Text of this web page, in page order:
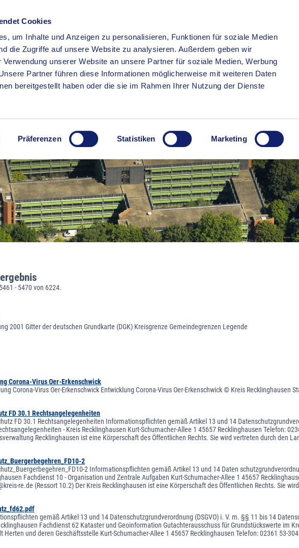
Cookies
um Inhalte und Anzeigen zu personalisieren, Funktionen für soziale Medien
die Zugriffe auf unsere Website zu analysieren. Außerdem geben wir
unserer Website an unsere Partner für soziale Medien, Werbung
Partner führen diese Informationen möglicherweise mit weiteren Daten
bereitgestellt haben oder die sie im Rahmen Ihrer Nutzung der Dienste
Präferenzen Statistiken Marketing
KREISHAUS WIRTSCHAFT BILDUNG
- 5470 von 6224.
2001 Gitter der deutschen Grundkarte (DGK) Kreisgrenze Gemeindegrenzen Legende
Corona-Virus Oer-Erkenschwick
Corona-Virus Oer-Erkenschwick Entwicklung Corona-Virus Oer-Erkenschwick © Kreis Recklinghausen
FD 30.1 Rechtsangelegenheiten
FD 30.1 Rechtsangelegenheiten Informationspflichten gemäß Artikel 13 und 14
- Kreis Recklinghausen Kurt-Schumacher-Allee 1 45657 Recklinghausen Telefon:
Recklinghausen ist eine Körperschaft des Öffentlichen Rechts. Sie wird vertreten durch den
2
2 Informationspflichten gemäß Artikel 13 und 14 Daten
Fachdienst 10 - Organisation und Zentrale Aufgaben Kurt-Schumacher-Allee 1 45657
re.de (Ressort 10.2) Der Kreis Recklinghausen ist eine Körperschaft des Öffentlichen Rechts. Sie
gemäß Artikel 13 und 14 Datenschutzgrundverordnung (DSGVO) i. V. m. §§ 11 bis 14
Fachdienst 62 Kataster und Geoinformation Gutachterausschuss für Grundstückswerte im
Herten und deren Geschäftsstelle Kurt-Schumacher-Allee 1 45657 Recklinghausen Telefon: 02361 53-